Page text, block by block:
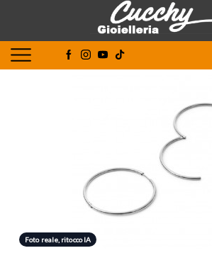
Foto reale, ritocco IA